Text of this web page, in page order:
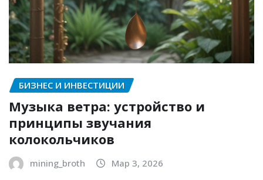
БИЗНЕС И ИНВЕСТИЦИИ
Музыка ветра: устройство и
принципы звучания
колокольчиков
mining_broth Мар 3, 2026